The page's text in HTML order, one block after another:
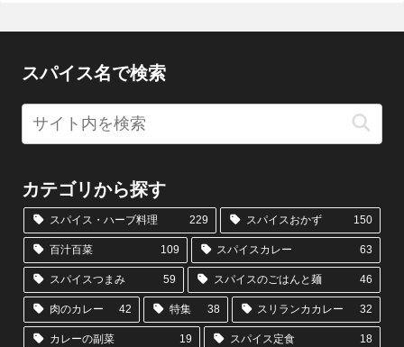
スパイス名で検索
カテゴリから探す
スパイス・ハーブ料理 229 スパイスおかず 150
百汁百菜 109 スパイスカレー 63
スパイスつまみ 59 スパイスのごはんと麺 46
肉のカレー 42 特集 38 スリランカカレー 32
カレーの副菜 19 スパイス定食 18